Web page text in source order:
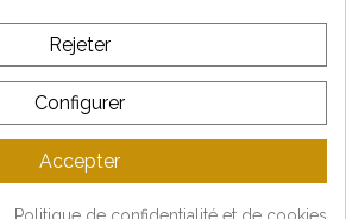
DE VINTAGE
CLIENT
Rejeter
Configurer
Accepter